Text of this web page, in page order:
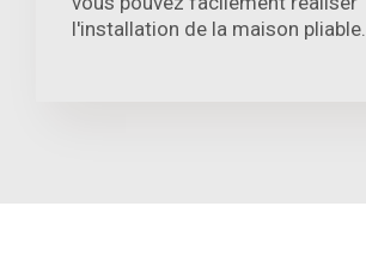
l'installation de la maison pliable.